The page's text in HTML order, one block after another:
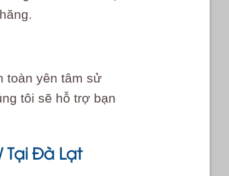
toàn yên tâm sử
tôi sẽ hỗ trợ bạn
Tại Đà Lạt